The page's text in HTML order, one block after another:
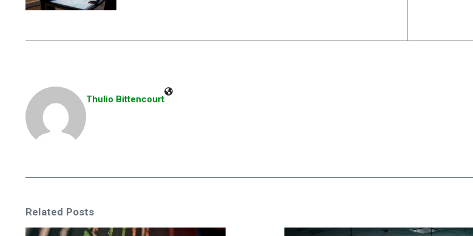
Thulio Bittencourt
Related Posts